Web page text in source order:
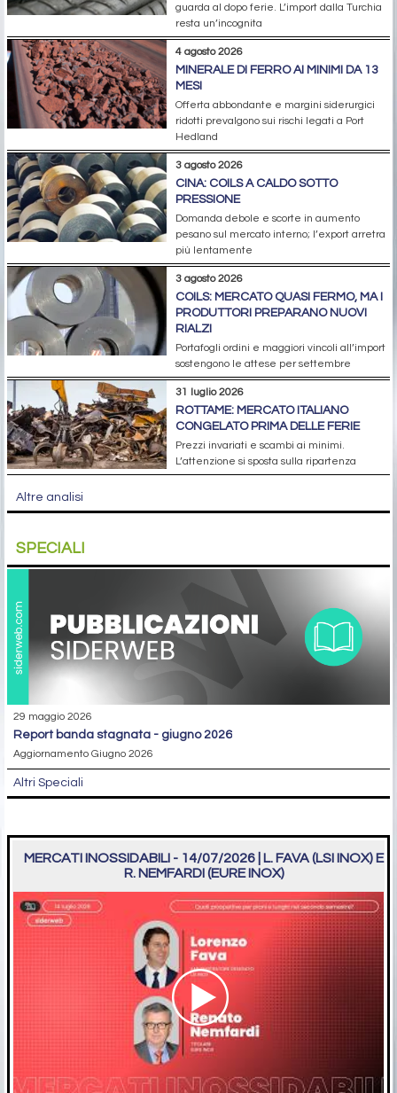
guarda al dopo ferie. L’import dalla Turchia
resta un’incognita
4 agosto 2026
MINERALE DI FERRO AI MINIMI DA 13
MESI
Offerta abbondante e margini siderurgici
ridotti prevalgono sui rischi legati a Port
Hedland
3 agosto 2026
CINA: COILS A CALDO SOTTO
PRESSIONE
Domanda debole e scorte in aumento
pesano sul mercato interno; l’export arretra
più lentamente
3 agosto 2026
COILS: MERCATO QUASI FERMO, MA I
PRODUTTORI PREPARANO NUOVI
RIALZI
Portafogli ordini e maggiori vincoli all’import
sostengono le attese per settembre
31 luglio 2026
ROTTAME: MERCATO ITALIANO
CONGELATO PRIMA DELLE FERIE
Prezzi invariati e scambi ai minimi.
L’attenzione si sposta sulla ripartenza
Altre analisi
SPECIALI
29 maggio 2026
report banda stagnata - giugno 2026
Aggiornamento Giugno 2026
Altri Speciali
MERCATI INOSSIDABILI - 14/07/2026 | L. FAVA (LSI INOX) E
R. NEMFARDI (EURE INOX)